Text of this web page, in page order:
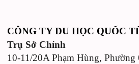
CÔNG TY DU HỌC QUỐC
Trụ Sở Chính
10-11/20A Phạm Hùng,